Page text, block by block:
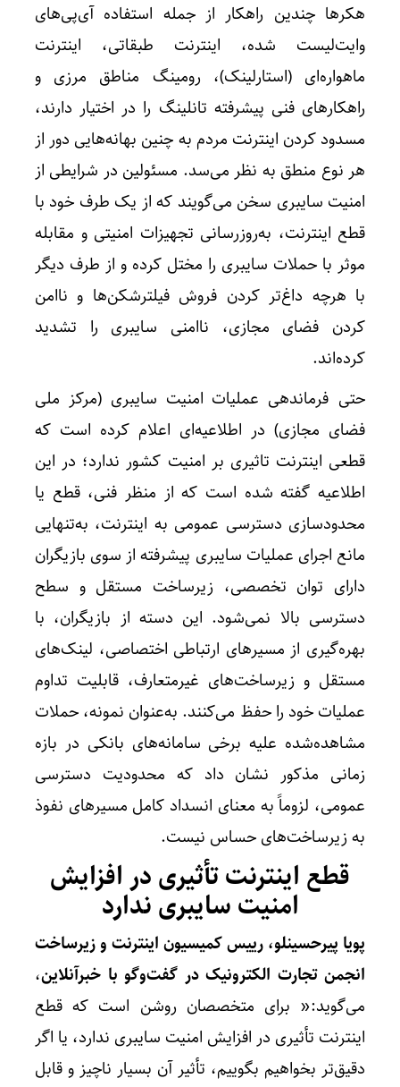
هکرها چندین راهکار از جمله استفاده آی‌پی‌های
وایت‌لیست شده، اینترنت طبقاتی، اینترنت
ماهواره‌ای (استارلینک)، رومینگ مناطق مرزی و
راهکارهای فنی پیشرفته تانلینگ را در اختیار دارند،
مسدود کردن اینترنت مردم به چنین بهانه‌هایی دور از
هر نوع منطق به نظر می‌سد. مسئولین در شرایطی از
امنیت سایبری سخن می‌گویند که از یک طرف خود با
قطع اینترنت، به‌روزرسانی تجهیزات امنیتی و مقابله
موثر با حملات سایبری را مختل کرده و از طرف دیگر
با هرچه داغ‌تر کردن فروش فیلترشکن‌ها و ناامن
کردن فضای مجازی، ناامنی سایبری را تشدید
کرده‌اند.
حتی فرماندهی عملیات امنیت سایبری (مرکز ملی
فضای مجازی) در اطلاعیه‌ای اعلام کرده است که
قطعی اینترنت تاثیری بر امنیت کشور ندارد؛ در این
اطلاعیه گفته شده است که از منظر فنی، قطع یا
محدودسازی دسترسی عمومی به اینترنت، به‌تنهایی
مانع اجرای عملیات سایبری پیشرفته از سوی بازیگران
دارای توان تخصصی، زیرساخت مستقل و سطح
دسترسی بالا نمی‌شود. این دسته از بازیگران، با
بهره‌گیری از مسیرهای ارتباطی اختصاصی، لینک‌های
مستقل و زیرساخت‌های غیرمتعارف، قابلیت تداوم
عملیات خود را حفظ می‌کنند. به‌عنوان نمونه، حملات
مشاهده‌شده علیه برخی سامانه‌های بانکی در بازه
زمانی مذکور نشان داد که محدودیت دسترسی
عمومی، لزوماً به معنای انسداد کامل مسیرهای نفوذ
به زیرساخت‌های حساس نیست.
قطع اینترنت تأثیری در افزایش
امنیت سایبری ندارد
پویا پیرحسینلو، رییس کمیسیون اینترنت و زیرساخت
انجمن تجارت الکترونیک در گفت‌وگو با خبرآنلاین،
می‌گوید:« برای متخصصان روشن است که قطع
اینترنت تأثیری در افزایش امنیت سایبری ندارد، یا اگر
دقیق‌تر بخواهیم بگوییم، تأثیر آن بسیار ناچیز و قابل